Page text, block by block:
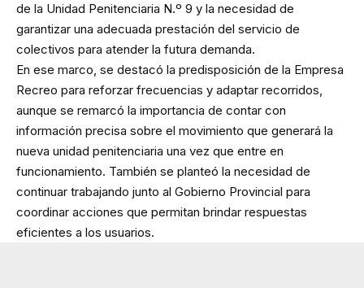
de la Unidad Penitenciaria N.º 9 y la necesidad de
garantizar una adecuada prestación del servicio de
colectivos para atender la futura demanda.
En ese marco, se destacó la predisposición de la Empresa
Recreo para reforzar frecuencias y adaptar recorridos,
aunque se remarcó la importancia de contar con
información precisa sobre el movimiento que generará la
nueva unidad penitenciaria una vez que entre en
funcionamiento. También se planteó la necesidad de
continuar trabajando junto al Gobierno Provincial para
coordinar acciones que permitan brindar respuestas
eficientes a los usuarios.